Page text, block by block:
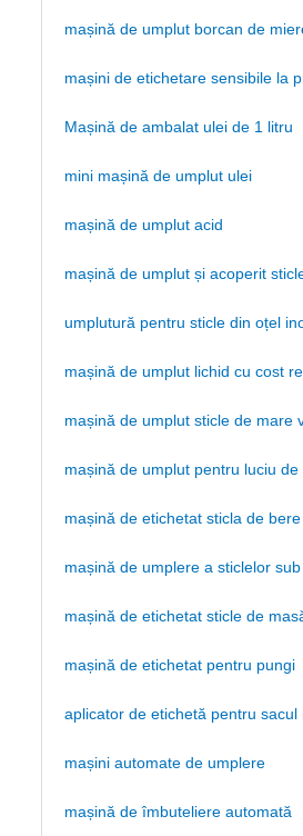
mașină de umplut borcan de
mașini de etichetare sensibile la
Mașină de ambalat ulei de 1 litru
mini mașină de umplut ulei
mașină de umplut acid
mașină de umplut și acoperit
umplutură pentru sticle din oțel
mașină de umplut lichid cu cost
mașină de umplut sticle de mare
mașină de umplut pentru luciu de
mașină de etichetat sticla de bere
mașină de umplere a sticlelor sub
mașină de etichetat sticle de
mașină de etichetat pentru pungi
aplicator de etichetă pentru sacul
mașini automate de umplere
mașină de îmbuteliere automată